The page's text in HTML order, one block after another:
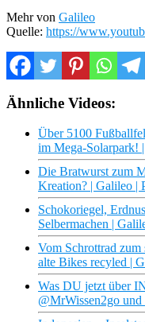
Mehr von Galileo
Quelle: https://
Ähnliche Videos:
Über 5100
im Mega-Solarpark!
Die Bratwurst zum
Kreation? | Galileo |
Schokoriegel,
Selbermachen |
Vom Schrottrad
alte Bikes recyled |
Was DU jetzt über
@MrWissen2go